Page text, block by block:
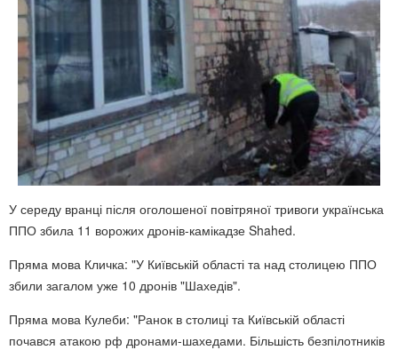
У середу вранці після оголошеної повітряної тривоги українська
ППО збила 11 ворожих дронів-камікадзе Shahed.
Пряма мова Кличка: "У Київській області та над столицею ППО
збили загалом уже 10 дронів "Шахедів".
Пряма мова Кулеби: "Ранок в столиці та Київській області
почався атакою рф дронами-шахедами. Більшість безпілотників